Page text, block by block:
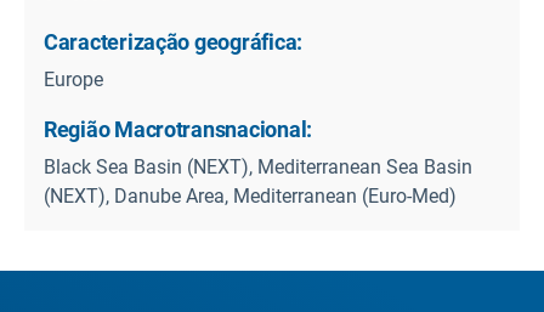
Caracterização geográfica:
Europe
Região Macrotransnacional:
Black Sea Basin (NEXT), Mediterranean Sea Basin
(NEXT), Danube Area, Mediterranean (Euro-Med)